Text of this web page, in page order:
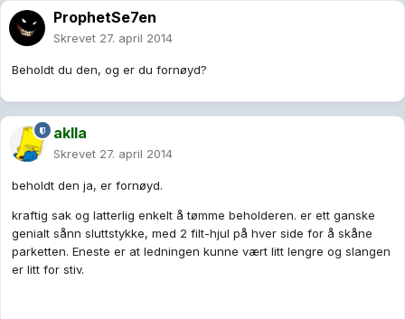
ProphetSe7en
Skrevet 27. april 2014
Beholdt du den, og er du fornøyd?
aklla
Skrevet 27. april 2014
beholdt den ja, er fornøyd.
kraftig sak og latterlig enkelt å tømme beholderen. er ett ganske
genialt sånn sluttstykke, med 2 filt-hjul på hver side for å skåne
parketten. Eneste er at ledningen kunne vært litt lengre og slangen
er litt for stiv.